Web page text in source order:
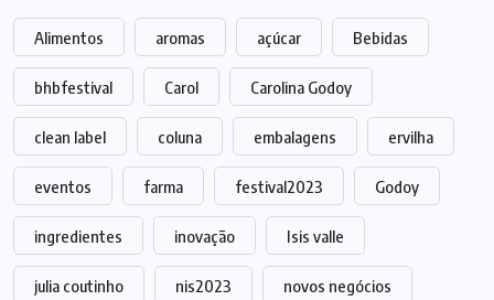
Alimentos aromas açúcar Bebidas
bhbfestival Carol Carolina Godoy
clean label coluna embalagens ervilha
eventos farma festival2023 Godoy
ingredientes inovação Isis valle
julia coutinho nis2023 novos negócios